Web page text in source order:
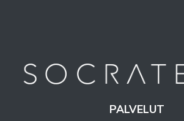
PALVELUT